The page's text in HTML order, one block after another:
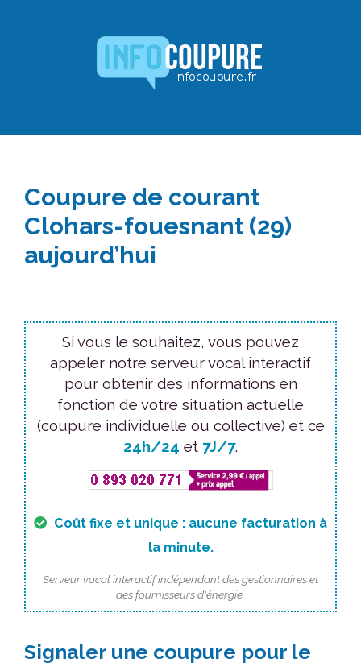
Coupure de courant
Clohars-fouesnant (29)
aujourd’hui
Si vous le souhaitez, vous pouvez
appeler notre serveur vocal interactif
pour obtenir des informations en
fonction de votre situation actuelle
(coupure individuelle ou collective) et ce
24h/24 et 7J/7.
Coût fixe et unique : aucune facturation à
la minute.
Serveur vocal interactif indépendant des gestionnaires et
des fournisseurs d'énergie.
Signaler une coupure pour le